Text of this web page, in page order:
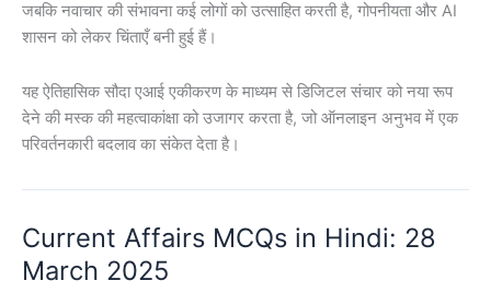
जबकि नवाचार की संभावना कई लोगों को उत्साहित करती है, गोपनीयता और AI
शासन को लेकर चिंताएँ बनी हुई हैं।
यह ऐतिहासिक सौदा एआई एकीकरण के माध्यम से डिजिटल संचार को नया रूप
देने की मस्क की महत्वाकांक्षा को उजागर करता है, जो ऑनलाइन अनुभव में एक
परिवर्तनकारी बदलाव का संकेत देता है।
Current Affairs MCQs in Hindi: 28
March 2025